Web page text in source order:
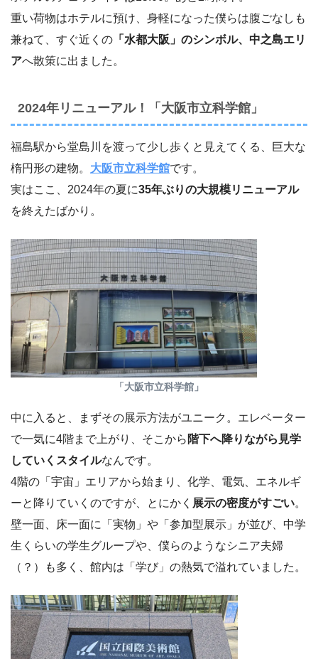
重い荷物はホテルに預け、身軽になった僕らは腹ごなしも
兼ねて、すぐ近くの 「水都大阪」のシンボル、中之島エリ
アへ散策に出ました。
2024年リニューアル！「大阪市立科学館」
福島駅から堂島川を渡って少し歩くと見えてくる、巨大な
楕円形の建物。 大阪市立科学館です。
実はここ、2024年の夏に35年ぶりの大規模リニューアル
を終えたばかり。
「大阪市立科学館」
中に入ると、まずその展示方法がユニーク。エレベーター
で一気に4階まで上がり、そこから 階下へ降りながら見学
していくスタイルなんです。
4階の「宇宙」エリアから始まり、化学、電気、エネルギ
ーと降りていくのですが、とにかく 展示の密度がすごい。
壁一面、床一面に「実物」や「参加型展示」が並び、中学
生くらいの学生グループや、僕らのようなシニア夫婦
（？）も多く、館内は「学び」の熱気で溢れていました。